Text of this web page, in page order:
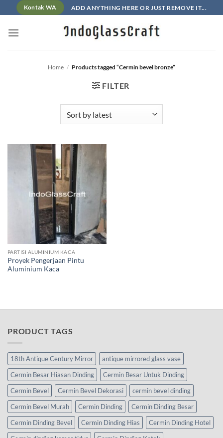
to
content
Kontak WA ADD ANYTHING HERE OR JUST REMOVE IT...
Home / Products tagged “Cermin bevel bronze”
FILTER
PARTISI ALUMINIUM KACA
Proyek Pengerjaan Pintu
Aluminium Kaca
PRODUCT TAGS
18th Antique Century Mirror
antique mirrored glass vase
Cermin Besar Hiasan Dinding
Cermin Besar Untuk Dinding
Cermin Bevel
Cermin Bevel Dekorasi
cermin bevel dinding
Cermin Bevel Murah
Cermin Dinding
Cermin Dinding Besar
Cermin Dinding Bevel
Cermin Dinding Hias
Cermin Dinding Hotel